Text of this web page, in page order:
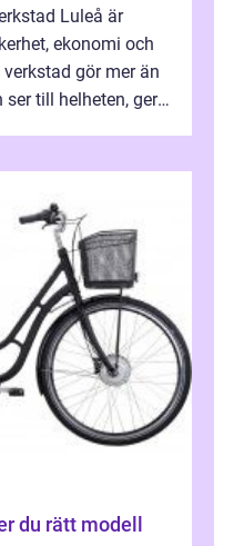
Luleå är
ekonomi och
gör mer än
ser till helheten, ger